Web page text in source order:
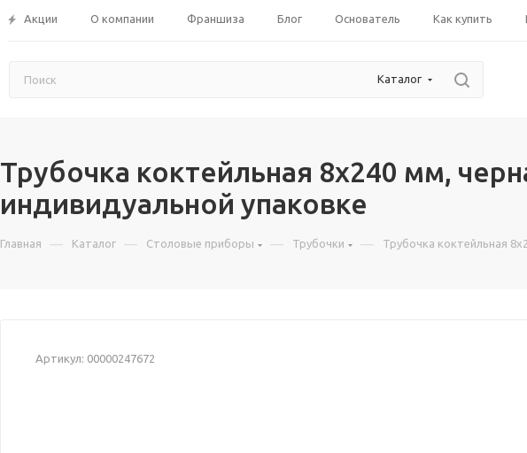
Акции О компании Франшиза Блог Основатель Как купить
Каталог
Трубочка коктейльная 8х240 мм,
индивидуальной упаковке
Главная — Каталог — Столовые приборы — Трубочки — Трубочка коктейльная
Артикул: 00000247672